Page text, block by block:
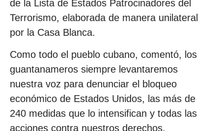
de la Lista de Estados Patrocinadores del
Terrorismo, elaborada de manera unilateral
por la Casa Blanca.
Como todo el pueblo cubano, comentó, los
guantanameros siempre levantaremos
nuestra voz para denunciar el bloqueo
económico de Estados Unidos, las más de
240 medidas que lo intensifican y todas las
acciones contra nuestros derechos.